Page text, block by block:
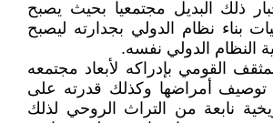
ذلك البديل مجتمعيا بحيث يصبح
بناء نظام الدولي بجدارته ليصبح
النظام الدولي نفسه.
القومي بإدراكه لأبعاد مجتمعه
أمراضها وكذلك قدرته على
نابعة من التراث الروحي لذلك